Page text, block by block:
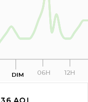
DIM 06H 12H